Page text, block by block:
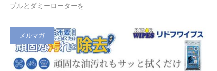
プルとダミーローターを…
メルマガ